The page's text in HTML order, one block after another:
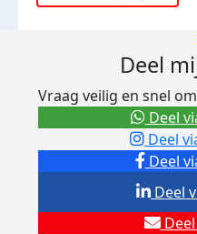
Deel
Vraag veilig en snel
Deel
Deel
Deel
Deel
Deel